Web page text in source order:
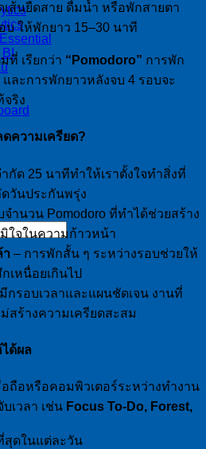
BI
ส้นยืดสาย ดื่มน้ำ หรือพักสายตา
บ ให้พักยาว 15–30 นาที
ที่ เรียกว่า “Pomodoro” การพัก
ละการพักยาวหลังจบ 4 รอบจะ
จริง
ความเครียด?
ำกัด 25 นาทีทำให้เราตั้งใจทำสิ่งที่
วันประกันพรุ่ง
จำนวน Pomodoro ที่ทำได้ช่วยสร้าง
ใจในความก้าวหน้า
– การพักสั้น ๆ ระหว่างรอบช่วยให้
เหนื่อยเกินไป
กรอบเวลาและแผนชัดเจน งานที่
สร้างความเครียดสะสม
ด้ผล
ถือหรือคอมพิวเตอร์ระหว่างทำงาน
เวลา เช่น Focus To-Do, Forest,
สุดในแต่ละวัน